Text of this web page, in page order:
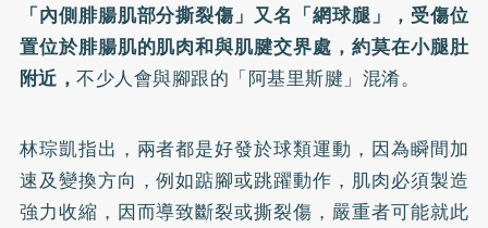
「內側腓腸肌部分撕裂傷」又名「網球腿」，受傷位
置位於腓腸肌的肌肉和與肌腱交界處，約莫在小腿肚
附近，不少人會與腳跟的「阿基里斯腱」混淆。
林琮凱指出，兩者都是好發於球類運動，因為瞬間加
速及變換方向，例如踮腳或跳躍動作，肌肉必須製造
強力收縮，因而導致斷裂或撕裂傷，嚴重者可能就此